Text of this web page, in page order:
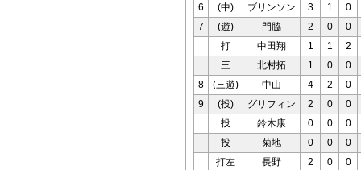
6
(中) ブリンソン 3 1
0
7
(遊) 門脇 2 0
0
打
中田翔 1 1
2
三
北村拓 1 0
0
8
(三遊) 中山 4 2
0
9
(投) グリフィン 2 0
0
投
鈴木康 0 0
0
投
菊地 0 0
0
打左
長野 2 0
0